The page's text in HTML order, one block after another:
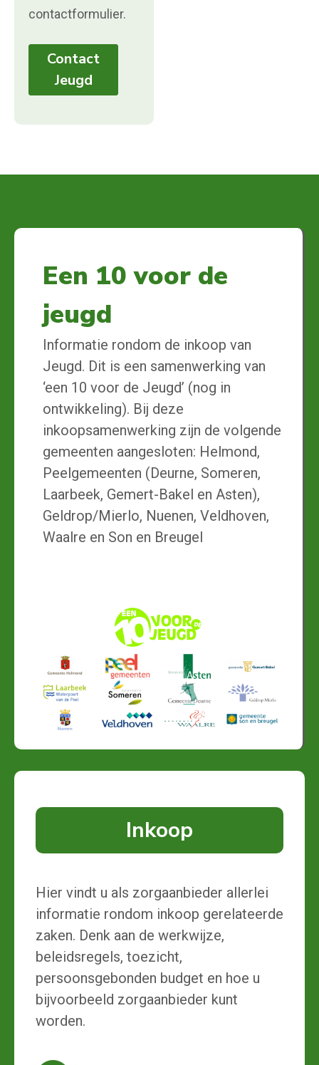
contactformulier.
Contact
Jeugd
Een 10 voor de
jeugd
Informatie rondom de inkoop van
Jeugd. Dit is een samenwerking van
‘een 10 voor de Jeugd’ (nog in
ontwikkeling). Bij deze
inkoopsamenwerking zijn de volgende
gemeenten aangesloten: Helmond,
Peelgemeenten (Deurne, Someren,
Laarbeek, Gemert-Bakel en Asten),
Geldrop/Mierlo, Nuenen, Veldhoven,
Waalre en Son en Breugel
Inkoop
Hier vindt u als zorgaanbieder allerlei
informatie rondom inkoop gerelateerde
zaken. Denk aan de werkwijze,
beleidsregels, toezicht,
persoonsgebonden budget en hoe u
bijvoorbeeld zorgaanbieder kunt
worden.